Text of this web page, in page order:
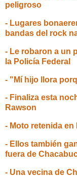
peligroso
- Lugares
bandas del rock
- Le robaron a un
la Policía Federal
- "Mí hijo llora
- Finaliza esta
Rawson
- Moto retenida
- Ellos también
fuera de
- Una vecina de